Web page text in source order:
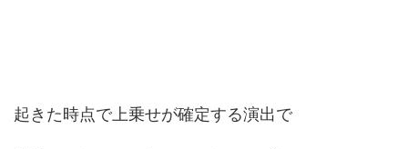
起きた時点で上乗せが確定する演出で